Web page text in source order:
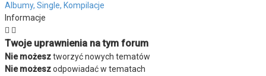
Albumy, Single, Kompilacje
Informacje
Twoje uprawnienia na tym forum
Nie możesztworzyć nowych tematów
Nie możeszodpowiadać w tematach